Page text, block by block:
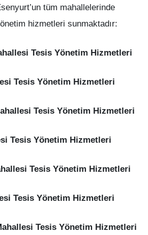
tüm mahallelerinde
hizmetleri sunmaktadır:
Tesis Yönetim Hizmetleri
Tesis Yönetim Hizmetleri
Tesis Yönetim Hizmetleri
Tesis Yönetim Hizmetleri
Tesis Yönetim Hizmetleri
Tesis Yönetim Hizmetleri
Tesis Yönetim Hizmetleri